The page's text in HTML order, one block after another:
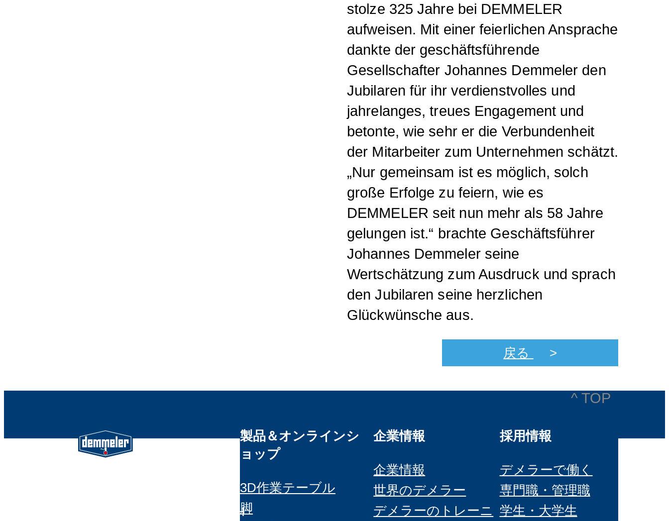
stolze 325 Jahre bei DEMMELER
aufweisen. Mit einer feierlichen Ansprache
dankte der geschäftsführende
Gesellschafter Johannes Demmeler den
Jubilaren für ihr verdienstvolles und
jahrelanges, treues Engagement und
betonte, wie sehr er die Verbundenheit
der Mitarbeiter zum Unternehmen schätzt.
„Nur gemeinsam ist es möglich, solch
große Erfolge zu feiern, wie es
DEMMELER seit nun mehr als 58 Jahre
gelungen ist.“ brachte Geschäftsführer
Johannes Demmeler seine
Wertschätzung zum Ausdruck und sprach
den Jubilaren seine herzlichen
Glückwünsche aus.
戻る
^ TOP
Demmeler Maschinenbau GmbH
製品＆オンラインシ
ョップ
3D作業テーブル
脚
企業情報
企業情報
世界のデメラー
デメラーのトレーニ
採用情報
デメラーで働く
専門職・管理職
学生・大学生